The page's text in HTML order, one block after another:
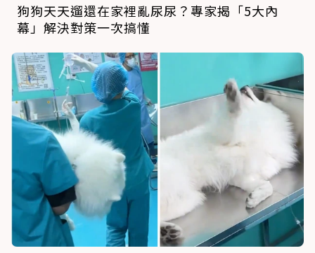
狗狗天天遛還在家裡亂尿尿？專家揭「5大內
幕」解決對策一次搞懂